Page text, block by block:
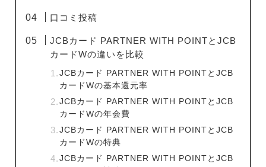
口コミ投稿
JCBカード PARTNER WITH POINTとJCB
カードWの違いを比較
JCBカード PARTNER WITH POINTとJCB
カードWの基本還元率
JCBカード PARTNER WITH POINTとJCB
カードWの年会費
JCBカード PARTNER WITH POINTとJCB
カードWの特典
JCBカード PARTNER WITH POINTとJCB